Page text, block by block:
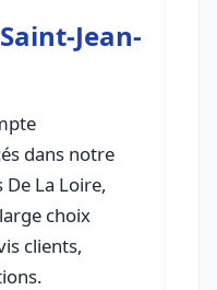
Jean-
dans notre
La Loire,
choix
clients,